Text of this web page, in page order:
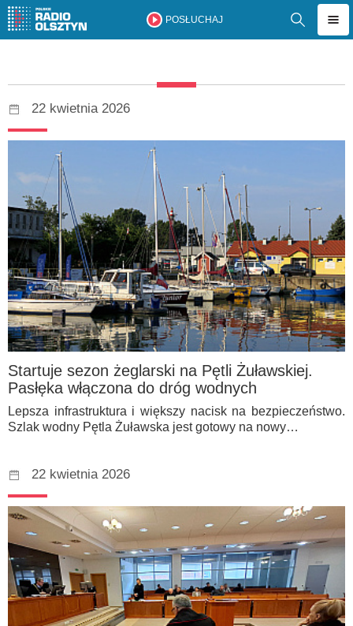
POSŁUCHAJ
22 kwietnia 2026
Startuje sezon żeglarski na Pętli Żuławskiej.
Pasłęka włączona do dróg wodnych
Lepsza infrastruktura i większy nacisk na bezpieczeństwo.
Szlak wodny Pętla Żuławska jest gotowy na nowy…
22 kwietnia 2026